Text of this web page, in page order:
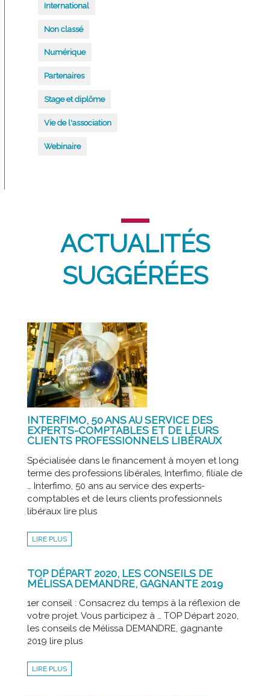
International
Non classé
Numérique
Partenaires
Stage et diplôme
Vie de l'association
Webinaire
ACTUALITÉS
SUGGÉRÉES
INTERFIMO, 50 ANS AU SERVICE DES
EXPERTS-COMPTABLES ET DE LEURS
CLIENTS PROFESSIONNELS LIBÉRAUX
Spécialisée dans le financement à moyen et long
terme des professions libérales, Interfimo, filiale de
… Interfimo, 50 ans au service des experts-
comptables et de leurs clients professionnels
libéraux lire plus
LIRE PLUS
TOP DÉPART 2020, LES CONSEILS DE
MÉLISSA DEMANDRE, GAGNANTE 2019
1er conseil : Consacrez du temps à la réflexion de
votre projet. Vous participez à … TOP Départ 2020,
les conseils de Mélissa DEMANDRE, gagnante
2019 lire plus
LIRE PLUS